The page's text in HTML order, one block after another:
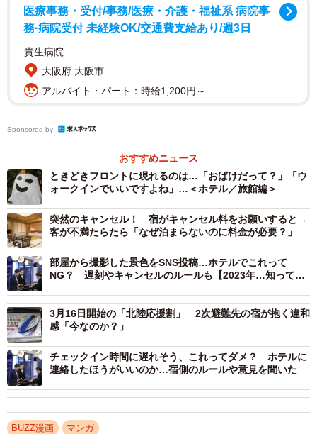
3/4
医療事務・受付/事務/医療・介護・福祉系 病院事
務·病院受付 未経験OK/交通費支給あり/週3日
貴生病院
大阪府 大阪市
アルバイト・パート：時給1,200円～
Sponsored by
おすすめニュース
ときどきフロントに現れるのは…「おばけだって？」「ウ
ォークインでいいですよね」…＜ホテル／旅館編＞
突然のキャンセル！ 宿がキャンセル料をお願いすると→
客が不満たらたら「なぜ泊まらないのに料金が必要？」
部屋から撮影した景色をSNS投稿…ホテルでこれって
NG？ 遅刻やキャンセルのルールも【2023年…知ってお
3月16日開始の「北陸応援割」 2次避難先の宿が抱く違和
感「今なのか？」
チェックイン時間に遅れそう、これってダメ？ ホテルに
連絡したほうがいいのか…宿側のルールや意見を聞いた
BUZZ漫画 マンガ